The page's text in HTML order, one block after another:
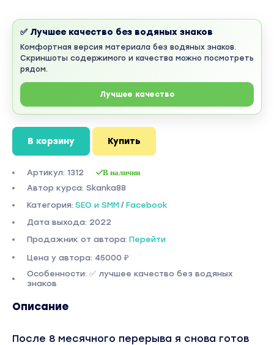
✅ Лучшее качество без водяных знаков
Комфортная версия материала без водяных знаков.
Скриншоты содержимого и качества можно посмотреть
рядом.
Лучшее качество
В корзину Купить
Артикул: 1312 В наличии
Автор курса: Skanka88
Категория: SEO и SMM / Facebook
Дата выхода: 2022
Продажник от автора: Перейти
Цена у автора: 45000 ₽
Особенности: ✅ лучшее качество без водяных
знаков
Описание
После 8 месячного перерыва я снова готов